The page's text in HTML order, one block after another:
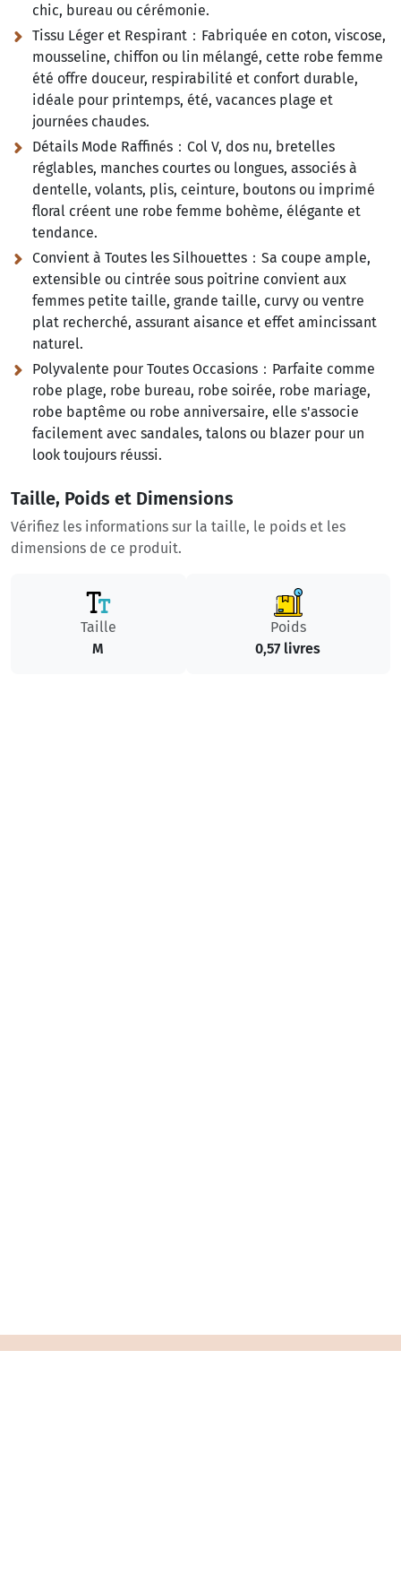
chic, bureau ou cérémonie.
Tissu Léger et Respirant：Fabriquée en coton, viscose,
mousseline, chiffon ou lin mélangé, cette robe femme
été offre douceur, respirabilité et confort durable,
idéale pour printemps, été, vacances plage et
journées chaudes.
Détails Mode Raffinés：Col V, dos nu, bretelles
réglables, manches courtes ou longues, associés à
dentelle, volants, plis, ceinture, boutons ou imprimé
floral créent une robe femme bohème, élégante et
tendance.
Convient à Toutes les Silhouettes：Sa coupe ample,
extensible ou cintrée sous poitrine convient aux
femmes petite taille, grande taille, curvy ou ventre
plat recherché, assurant aisance et effet amincissant
naturel.
Polyvalente pour Toutes Occasions：Parfaite comme
robe plage, robe bureau, robe soirée, robe mariage,
robe baptême ou robe anniversaire, elle s'associe
facilement avec sandales, talons ou blazer pour un
look toujours réussi.
Taille, Poids et Dimensions
Vérifiez les informations sur la taille, le poids et les
dimensions de ce produit.
Taille
M
Poids
0,57 livres